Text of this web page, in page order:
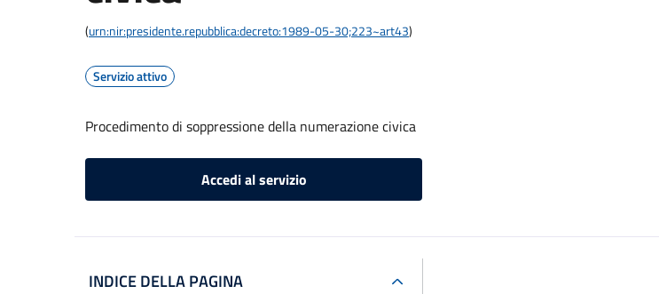
(urn:nir:presidente.repubblica:decreto:1989-05-30;223~art43)
Servizio attivo
Procedimento di soppressione della numerazione civica
Accedi al servizio
INDICE DELLA PAGINA